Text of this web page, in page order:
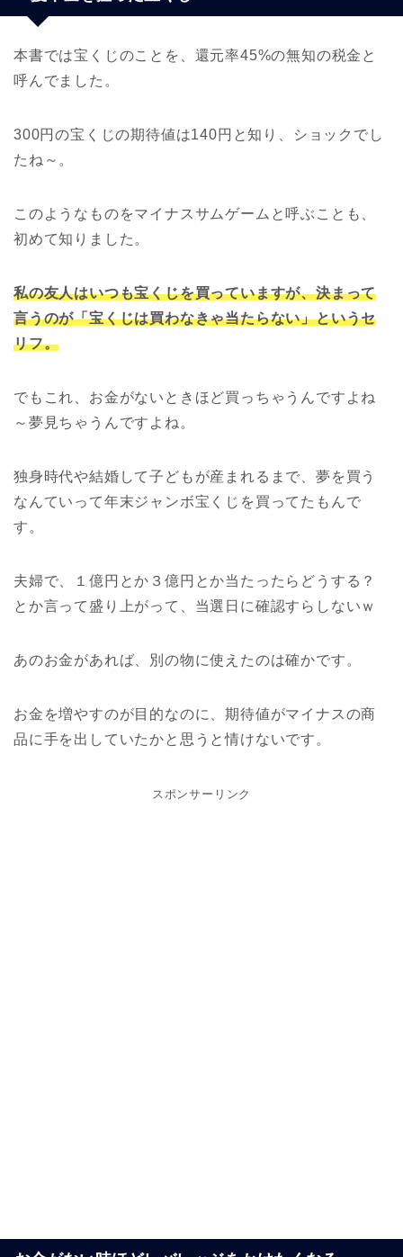
本書では宝くじのことを、還元率45%の無知の税金と
呼んでました。
300円の宝くじの期待値は140円と知り、ショックでし
たね～。
このようなものをマイナスサムゲームと呼ぶことも、
初めて知りました。
私の友人はいつも宝くじを買っていますが、決まって
言うのが「宝くじは買わなきゃ当たらない」というセ
リフ。
でもこれ、お金がないときほど買っちゃうんですよね
～夢見ちゃうんですよね。
独身時代や結婚して子どもが産まれるまで、夢を買う
なんていって年末ジャンボ宝くじを買ってたもんで
す。
夫婦で、１億円とか３億円とか当たったらどうする？
とか言って盛り上がって、当選日に確認すらしないｗ
あのお金があれば、別の物に使えたのは確かです。
お金を増やすのが目的なのに、期待値がマイナスの商
品に手を出していたかと思うと情けないです。
スポンサーリンク